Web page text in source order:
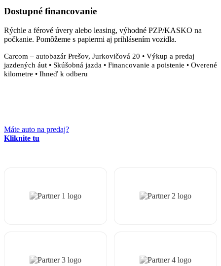
Dostupné financovanie
Rýchle a férové úvery alebo leasing, výhodné PZP/KASKO na
počkanie. Pomôžeme s papiermi aj prihlásením vozidla.
Carcom – autobazár Prešov, Jurkovičová 20 • Výkup a predaj
jazdených áut • Skúšobná jazda • Financovanie a poistenie • Overené
kilometre • Ihneď k odberu
Máte auto na predaj?
Kliknite tu